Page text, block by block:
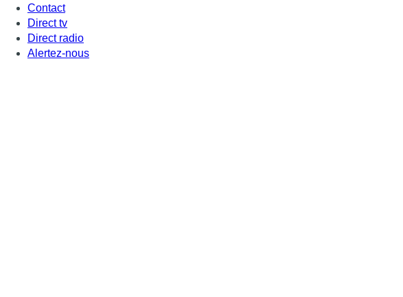
Contact
Direct tv
Direct radio
Alertez-nous